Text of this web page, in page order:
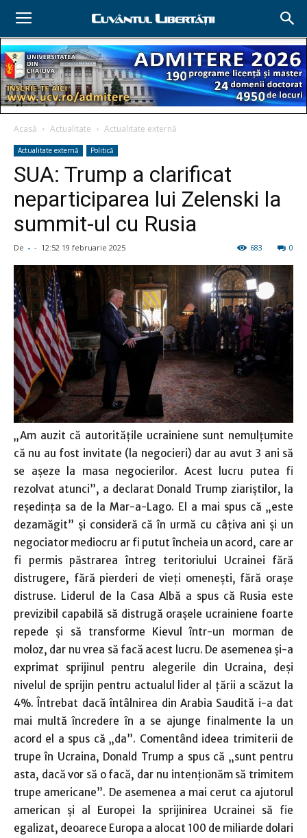
Acasă Actualitate Actualitate externă
Actualitate externă Politică
SUA: Trump a clarificat
neparticiparea lui Zelenski la
summit-ul cu Rusia
De - - 12:52 19 februarie 2025 0
683
„Am auzit că autorităţile ucrainiene sunt nemulţumite
că nu au fost invitate (la negocieri) dar au avut 3 ani să
se aşeze la masa negocierilor. Acest lucru putea fi
rezolvat atunci”, a declarat Donald Trump ziariştilor, la
reşedinţa sa de la Mar-a-Lago. El a mai spus că „este
dezamăgit” şi consideră că în urmă cu câţiva ani şi un
negociator mediocru ar fi putut încheia un acord, care ar
fi permis păstrarea întreg teritoriului Ucrainei fără
distrugere, fără pierderi de vieţi omeneşti, fără oraşe
distruse. Liderul de la Casa Albă a spus că Rusia este
previzibil capabilă să distrugă oraşele ucrainiene foarte
repede şi să transforme Kievul într-un morman de
moloz, dar nu vrea să facă acest lucru. De asemenea şi-a
exprimat sprijinul pentru alegerile din Ucraina, deşi
nivelul de sprijin pentru actualul lider al ţării a scăzut la
4%. Întrebat dacă întâlnirea din Arabia Saudită i-a dat
mai multă încredere în a se ajunge finalmente la un
acord el a spus că „da”. Comentând ideea trimiterii de
trupe în Ucraina, Donald Trump a spus că „sunt pentru
asta, dacă vor să o facă, dar nu intenţionăm să trimitem
trupe americane”. De asemenea a mai cerut ca ajutorul
american şi al Europei la sprijinirea Ucrainei să fie
egalizat, deoarece Europa a alocat 100 de miliarde dolari